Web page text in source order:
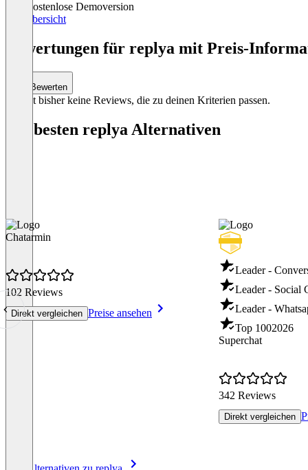
Kostenlose Demoversion
Preisübersicht
Bewertungen für replya mit Preis-
Bewerten
Es gibt bisher keine Reviews, die zu deinen Kriterien passen.
Die besten replya Alternativen
Chatarmin
102 Reviews
Direkt vergleichen Preise ansehen
Leader -
Leader - Social
Leader -
Top 1002026
Superchat
342 Reviews
Direkt vergleichen